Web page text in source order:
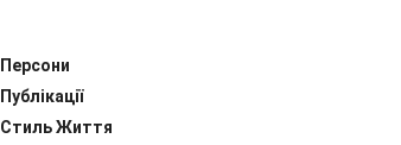
Персони
Публікації
Стиль Життя